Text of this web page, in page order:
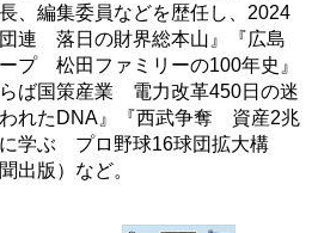
、編集委員などを歴任し、2024
連 落日の財界総本山』『広島
プ 松田ファミリーの100年史』
らば国策産業 電力改革450日の迷
れたDNA』『西武争奪 資産2兆
学ぶ プロ野球16球団拡大構
出版）など。